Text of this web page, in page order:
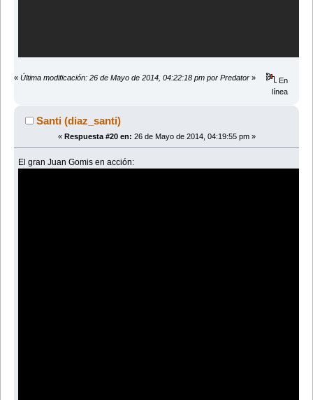
« Última modificación: 26 de Mayo de 2014, 04:22:18 pm por Predator »
En
línea
Santi (diaz_santi)
« Respuesta #20 en: 26 de Mayo de 2014, 04:19:55 pm »
El gran Juan Gomis en acción: